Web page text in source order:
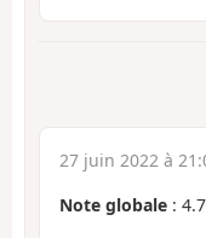
27 juin 2022 à
Note globale : 4.7